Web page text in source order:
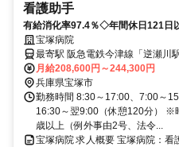
看護助手
有給消化率97.4％◇年間休日121日
分◇賞与実績4ヶ月分【宝塚市・逆
宝塚病院
最寄駅 阪急電鉄今津線「逆瀬川
月給208,600円～244,300円
兵庫県宝塚市
勤務時間 8:30～17:00、7:00～
16:30～翌9:00（休憩120分）
歳以上（例外事由2号、法令...
宝塚病院 求人概要 宝塚病院：